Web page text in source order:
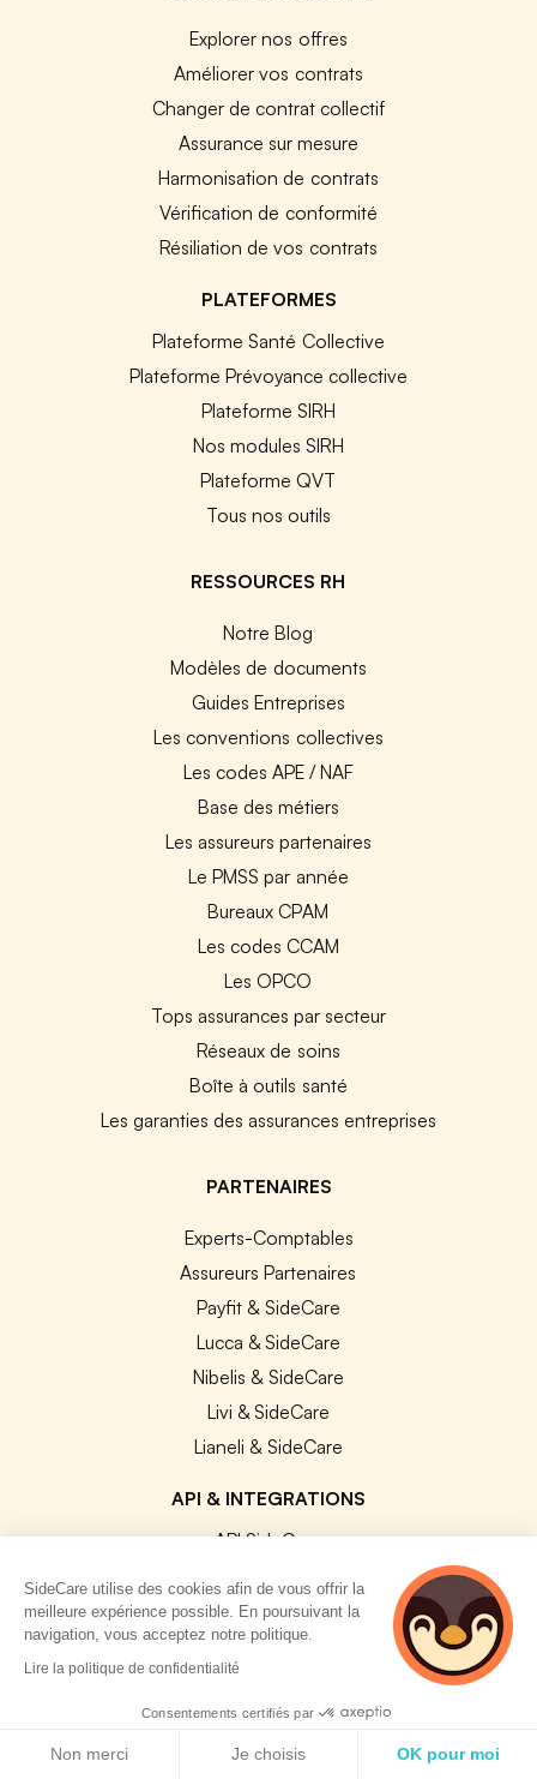
Explorer nos offres
Améliorer vos contrats
Changer de contrat collectif
Assurance sur mesure
Harmonisation de contrats
Vérification de conformité
Résiliation de vos contrats
PLATEFORMES
Plateforme Santé Collective
Plateforme Prévoyance collective
Plateforme SIRH
Nos modules SIRH
Plateforme QVT
Tous nos outils
RESSOURCES RH
Notre Blog
Modèles de documents
Guides Entreprises
Les conventions collectives
Les codes APE / NAF
Base des métiers
Les assureurs partenaires
Le PMSS par année
Bureaux CPAM
Les codes CCAM
Les OPCO
Tops assurances par secteur
Réseaux de soins
Boîte à outils santé
Les garanties des assurances entreprises
PARTENAIRES
Experts-Comptables
Assureurs Partenaires
Payfit & SideCare
Lucca & SideCare
Nibelis & SideCare
Livi & SideCare
Lianeli & SideCare
API & INTEGRATIONS
API SideCare
Les SIRH / Systèmes de paie connectés
A PROPOS
Centre d'aide
Nous contacter
SideCare utilise des cookies afin de vous offrir la
meilleure expérience possible. En poursuivant la
navigation, vous acceptez notre politique.
Lire la politique de confidentialité
Consentements certifiés par
Non merci Je choisis OK pour moi
2 personnes
consultent
actuellement cette